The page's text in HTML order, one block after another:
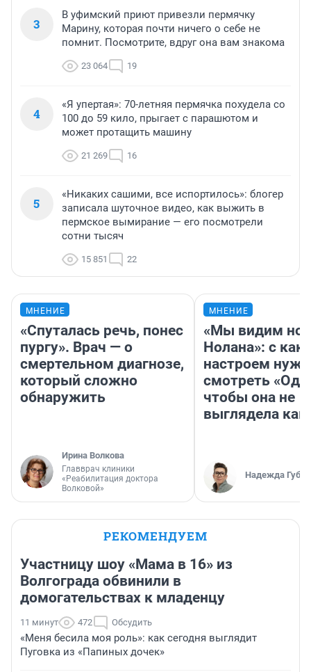
3
В уфимский приют привезли пермячку
Марину, которая почти ничего о себе не
помнит. Посмотрите, вдруг она вам знакома
23 064 19
4
«Я упертая»: 70-летняя пермячка похудела со
100 до 59 кило, прыгает с парашютом и
может протащить машину
21 269 16
5
«Никаких сашими, все испортилось»: блогер
записала шуточное видео, как выжить в
пермское вымирание — его посмотрели
сотни тысяч
15 851 22
МНЕНИЕ
«Спуталась речь, понес
пургу». Врач — о
смертельном диагнозе,
который сложно
обнаружить
Ирина Волкова
Главврач клиники
«Реабилитация доктора
Волковой»
МНЕНИЕ
«Мы видим
Нолана»: с
настроем
смотреть
чтобы она не
выглядела как
Надежда
РЕКОМЕНДУЕМ
Участницу шоу «Мама в 16» из
Волгограда обвинили в
домогательствах к младенцу
11 минут 472 Обсудить
«Меня бесила моя роль»: как сегодня выглядит
Пуговка из «Папиных дочек»